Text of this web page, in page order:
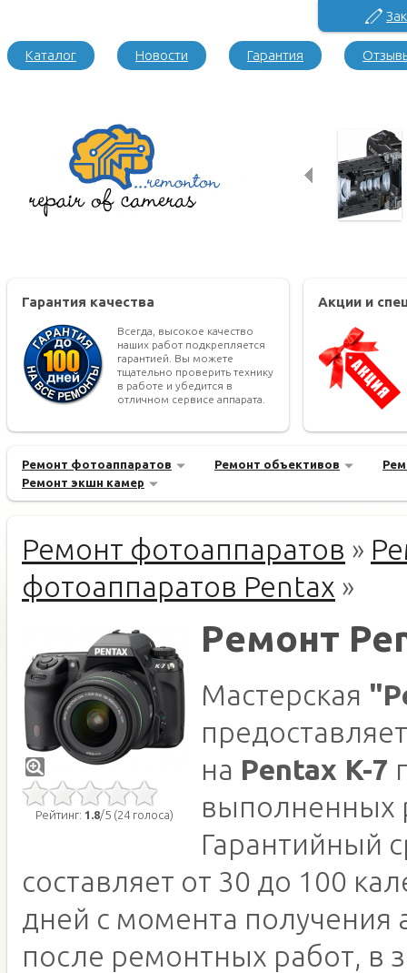
Каталог Новости Гарантия
Гарантия качества
Всегда, высокое качество
наших работ подкрепляется
гарантией. Вы можете
тщательно проверить технику
в работе и убедится в
отличном сервисе аппарата.
Акции и
Ремонт фотоаппаратов Ремонт объективов
Ремонт экшн камер
Ремонт фотоаппаратов »
фотоаппаратов Pentax »
Рейтинг: 1.8/5 (24 голоса)
Ремонт
Мастерская
на Pentax K-7
выполненных
Гарантийный
составляет от 30 до 100
дней с момента получения
после ремонтных работ, в